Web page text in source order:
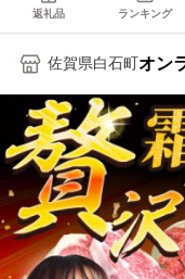
返礼品 ランキング
佐賀県白石町 オン